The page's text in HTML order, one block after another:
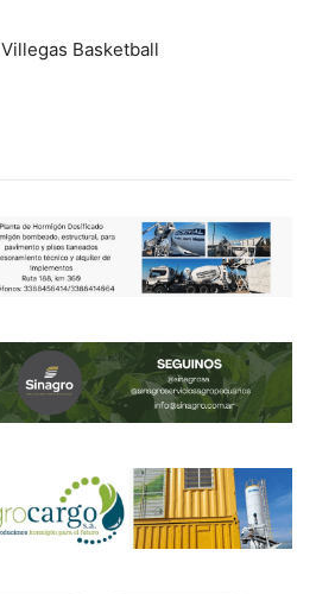
Basketball